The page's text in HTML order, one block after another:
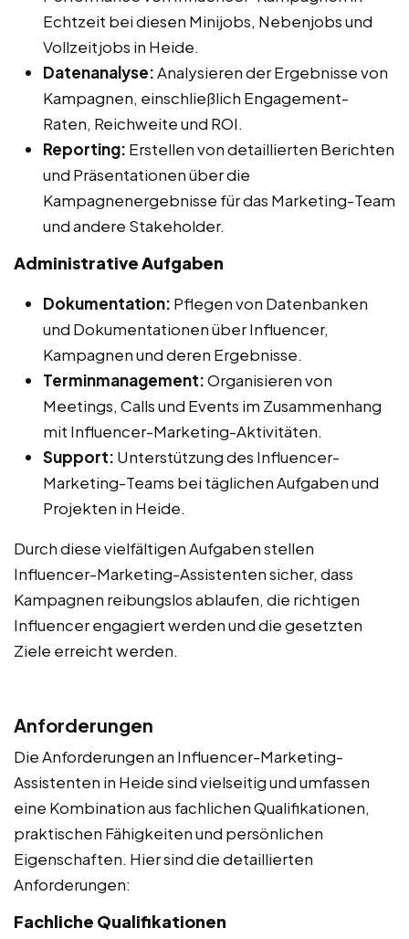
Echtzeit bei diesen Minijobs, Nebenjobs und
Vollzeitjobs in Heide.
Datenanalyse:Analysieren der Ergebnisse von
Kampagnen, einschließlich Engagement-
Raten, Reichweite und ROI.
Reporting: Erstellen von detaillierten Berichten
und Präsentationen über die
Kampagnenergebnisse für das Marketing-Team
und andere Stakeholder.
Administrative Aufgaben
Dokumentation: Pflegen von Datenbanken
und Dokumentationen über Influencer,
Kampagnen und deren Ergebnisse.
Terminmanagement:Organisieren von
Meetings, Calls und Events im Zusammenhang
mit Influencer-Marketing-Aktivitäten.
Support: Unterstützung des Influencer-
Marketing-Teams bei täglichen Aufgaben und
Projekten in Heide.
Durch diese vielfältigen Aufgaben stellen
Influencer-Marketing-Assistenten sicher, dass
Kampagnen reibungslos ablaufen, die richtigen
Influencer engagiert werden und die gesetzten
Ziele erreicht werden.
Anforderungen
Die Anforderungen an Influencer-Marketing-
Assistenten in Heide sind vielseitig und umfassen
eine Kombination aus fachlichen Qualifikationen,
praktischen Fähigkeiten und persönlichen
Eigenschaften. Hier sind die detaillierten
Anforderungen:
Fachliche Qualifikationen